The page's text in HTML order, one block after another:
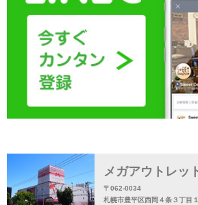
メガアウトレッ
〒062-0034
札幌市豊平区西岡４条３丁目